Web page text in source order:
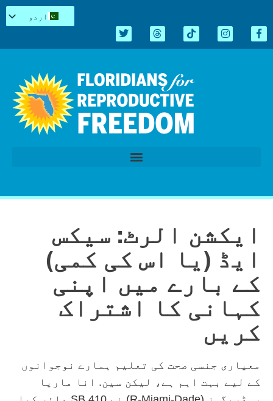
اردو
Español
简体中文
Tiếng Việt
العربية
ایکشن الرٹ: سیکس
ایڈ (یا اس کی کمی)
کے بارے میں اپنی
کہانی کا اشتراک
کریں
معیاری جنسی صحت کی تعلیم ہمارے نوجوانوں
کے لیے بہت اہم ہے، لیکن سین. انا ماریا